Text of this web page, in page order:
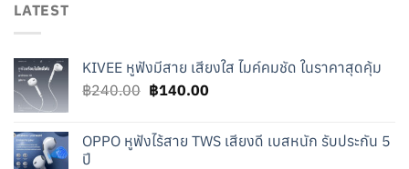
LATEST
KIVEE หูฟังมีสาย เสียงใส ไมค์คมชัด ในราคาสุดคุ้ม
฿240.00 Original
฿240.00.
฿140.00Current
฿140.00.
OPPO หูฟังไร้สาย TWS เสียงดี เบสหนัก รับประกัน 5
ปี